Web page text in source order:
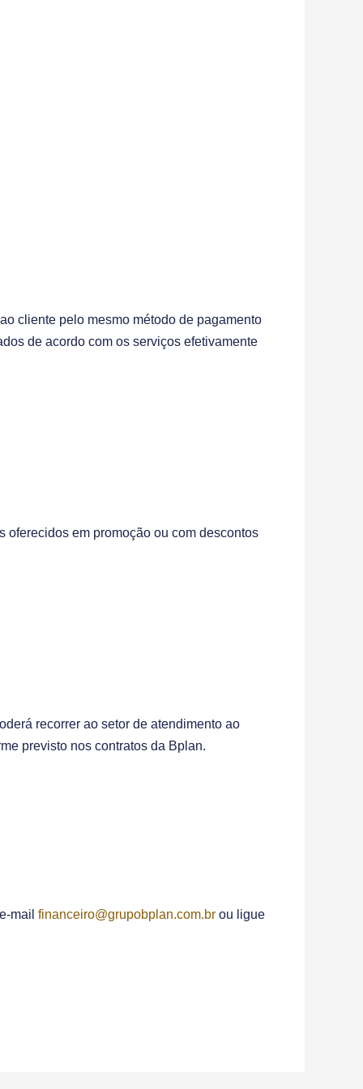
cliente pelo mesmo método de pagamento
de acordo com os serviços efetivamente
oferecidos em promoção ou com descontos
recorrer ao setor de atendimento ao
previsto nos contratos da Bplan.
mail financeiro@grupobplan.com.br ou ligue